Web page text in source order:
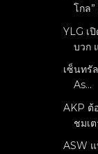
โกล”
YLG เ
บวก
เซ็นทรั
As...
AKP ต้
ชมเต
ASW